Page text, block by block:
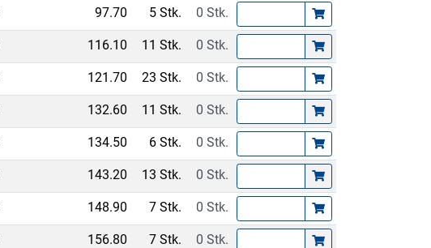
97.70 5 Stk. 0 Stk.
116.10 11 Stk. 0 Stk.
121.70 23 Stk. 0 Stk.
132.60 11 Stk. 0 Stk.
134.50 6 Stk. 0 Stk.
143.20 13 Stk. 0 Stk.
148.90 7 Stk. 0 Stk.
156.80 7 Stk. 0 Stk.